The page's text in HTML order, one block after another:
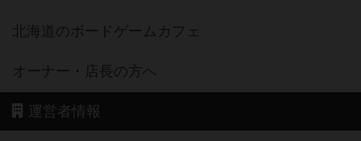
北海道のボードゲームカフェ
オーナー・店長の方へ
運営者情報